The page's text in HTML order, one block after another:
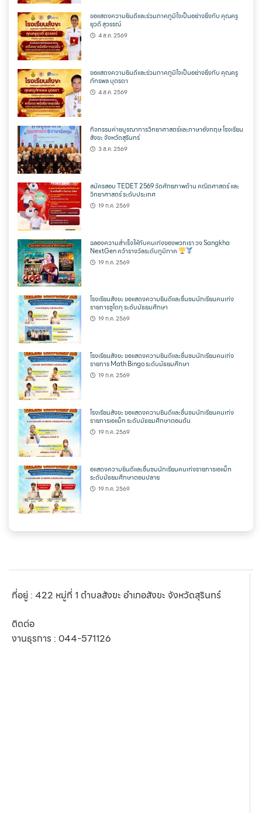
ขอแสดงความยินดีและร่วมภาคภูมิใจเป็นอย่างยิ่งกับ คุณครู
ยุวดี สุวรรณ์
4 ส.ค. 2569
ขอแสดงความยินดีและร่วมภาคภูมิใจเป็นอย่างยิ่งกับ คุณครู
ภัทรพล บุตรดา
4 ส.ค. 2569
กิจกรรมค่ายบูรณาการวิทยาศาสตร์และภาษาอังกฤษ โรงเรียน
สังขะ จังหวัดสุรินทร์
3 ส.ค. 2569
สมัครสอบ TEDET 2569 วัดศักยภาพด้าน คณิตศาสตร์ และ
วิทยาศาสตร์ ระดับประเทศ
19 ก.ค. 2569
ฉลองความสำเร็จให้กับคนเก่งของพวกเรา วง Sangkha
NextGen คว้ารางวัลระดับภูมิภาค
19 ก.ค. 2569
โรงเรียนสังขะ ขอแสดงความยินดีและชื่นชมนักเรียนคนเก่ง
รายการซูโดกุ ระดับมัธยมศึกษา
19 ก.ค. 2569
โรงเรียนสังขะ ขอแสดงความยินดีและชื่นชมนักเรียนคนเก่ง
รายการ Math Bingo ระดับมัธยมศึกษา
19 ก.ค. 2569
โรงเรียนสังขะ ขอแสดงความยินดีและชื่นชมนักเรียนคนเก่ง
รายการเอแม็ท ระดับมัธยมศึกษาตอนต้น
19 ก.ค. 2569
อแสดงความยินดีและชื่นชมนักเรียนคนเก่งรายการเอแม็ท
ระดับมัธยมศึกษาตอนปลาย
19 ก.ค. 2569
ที่อยู่ : 422 หมู่ที่ 1 ตำบลสังขะ อำเภอสังขะ จังหวัดสุรินทร์
ติดต่อ
งานธุรการ : 044-571126